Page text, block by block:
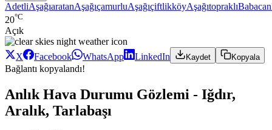
AdetliAşağıaratanAşağıçamurluAşağıçiftlikköyAşağıtopraklıBabacan
20°C
Açık
X Facebook WhatsApp LinkedIn Kaydet Kopyala
Bağlantı kopyalandı!
Anlık Hava Durumu Gözlemi - Iğdır,
Aralık, Tarlabaşı